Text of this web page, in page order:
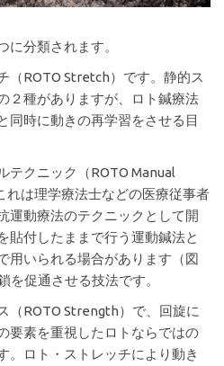
に分類されます。
（ROTO Stretch）です。静的ス
２種がありますが、ロト鍼療法
同時に動きの再学習をさせる目
テクニック（ROTO Manual
れは理学療法士などの医療従事者
運動療法のテクニックとして開
貼付したままで行う運動鍼法と
用いられる場合があります（図
を促通させる技法です。
（ROTO Strength）で、回旋に
要素を重視したロトならではの
。ロト・ストレッチにより動き